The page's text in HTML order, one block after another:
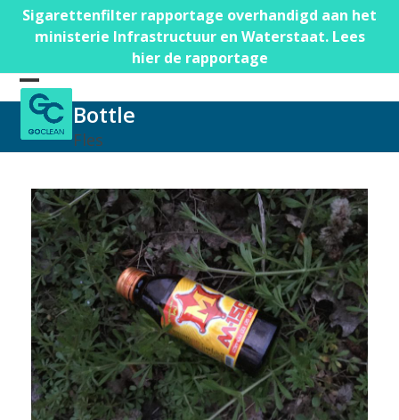
SkipSigarettenfilter rapportage overhandigd aan het
ministerie Infrastructuur en Waterstaat. Lees
hier de rapportage
Open
mobile
menu
Close
mobile
menu
Bottle
Fles